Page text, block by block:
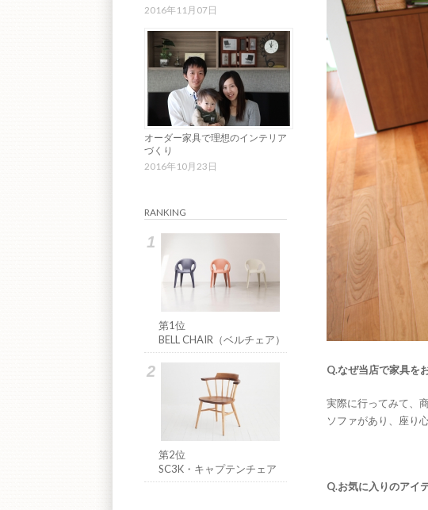
Q.なぜ当店で家具を
実際に行ってみて、
ソファがあり、座り
Q.お気に入りのアイ
2016年11月07日
オーダー家具で理想のインテリア
づくり
2016年10月23日
RANKING
第1位
BELL CHAIR（ベルチェア）
第2位
SC3K・キャプテンチェア